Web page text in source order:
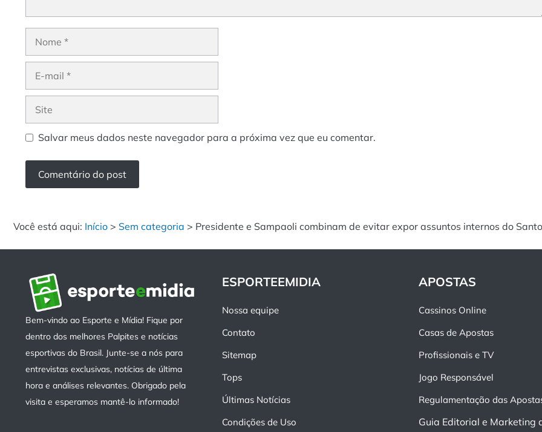
Nome
Site
Salvar meus dados neste navegador para a próxima vez que eu comentar.
Você está aqui: Início > Sem categoria > Presidente e Sampaoli combinam de evitar expor assuntos internos do
Bem-vindo ao Esporte e Mídia! Fique por
dentro dos melhores Palpites e notícias
esportivas do Brasil. Junte-se a nós para
entrevistas exclusivas, notícias de última
hora e análises relevantes. Obrigado pela
visita e esperamos mantê-lo informado!
ESPORTEEMIDIA
Nossa equipe
Contato
Sitemap
Tops
Últimas Notícias
Condições de Uso
APOSTAS
Cassinos Online
Casas de Apostas
Profissionais e TV
Jogo Responsável
Regulamentação das
Guia Editorial e Marketing